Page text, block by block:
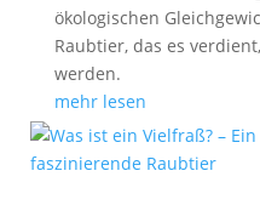
ökologischen
Raubtier, das es
werden.
mehr lesen